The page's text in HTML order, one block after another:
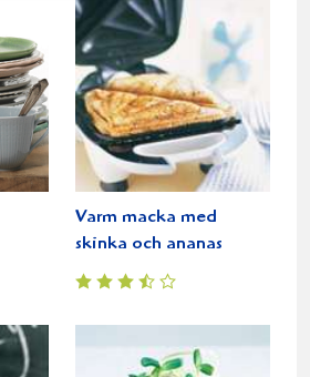
Varm macka med
skinka och ananas